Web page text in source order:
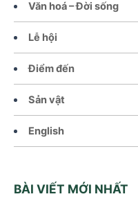
Văn hoá – Đời sống
Lễ hội
Điểm đến
Sản vật
English
BÀI VIẾT MỚI NHẤT